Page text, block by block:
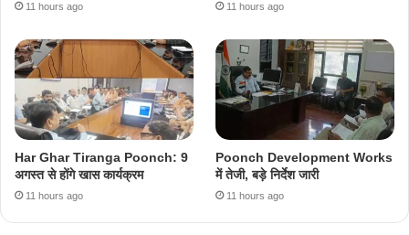
11 hours ago 11 hours ago
Har Ghar Tiranga Poonch: 9
अगस्त से होंगे खास कार्यक्रम
11 hours ago
Poonch Development Works
में तेजी, बड़े निर्देश जारी
11 hours ago